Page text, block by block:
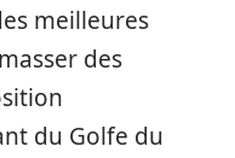
meilleures
des
du Golfe du